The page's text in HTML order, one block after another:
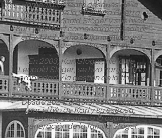
Inmediatamente después de la
agitación de la Segunda Guerra
Mundial, Leopold Stöger y sus hijos
Kurt y Herbert comenzaron a reabrir
el Eichhof como alojamiento para
huéspedes de vacaciones.
En 2003, Karl Stöger, nieto de
Leopold Stöger, se hizo cargo de la
propiedad y la gestión de la finca y
del terreno.
Desde 2024, el hotel está dirigida
por el hijo de Karl y su esposa,
pertenecientes a la cuarta
generación de la familia Stöger.